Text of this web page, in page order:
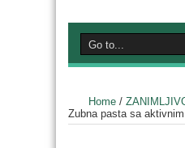
Home /
Zubna pasta sa